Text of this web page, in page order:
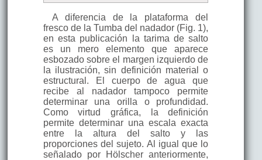
A diferencia de la plataforma del
fresco de la Tumba del nadador (Fig. 1),
en esta publicación la tarima de salto
es un mero elemento que aparece
esbozado sobre el margen izquierdo de
la ilustración, sin definición material o
estructural. El cuerpo de agua que
recibe al nadador tampoco permite
determinar una orilla o profundidad.
Como virtud gráfica, la definición
permite determinar una escala exacta
entre la altura del salto y las
proporciones del sujeto. Al igual que lo
señalado por Hölscher anteriormente,